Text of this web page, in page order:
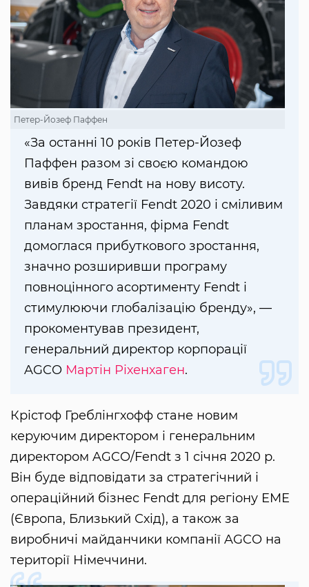
Петер-Йозеф Паффен
«За останні 10 років Петер-Йозеф
Паффен разом зі своєю командою
вивів бренд Fendt на нову висоту.
Завдяки стратегії Fendt 2020 і сміливим
планам зростання, фірма Fendt
домоглася прибуткового зростання,
значно розширивши програму
повноцінного асортименту Fendt і
стимулюючи глобалізацію бренду», —
прокоментував президент,
генеральний директор корпорації
AGCO Мартін Ріхенхаген.
Крістоф Греблінгхофф стане новим
керуючим директором і генеральним
директором AGCO/Fendt з 1 січня 2020 р.
Він буде відповідати за стратегічний і
операційний бізнес Fendt для регіону EME
(Європа, Близький Схід), а також за
виробничі майданчики компанії AGCO на
території Німеччини.